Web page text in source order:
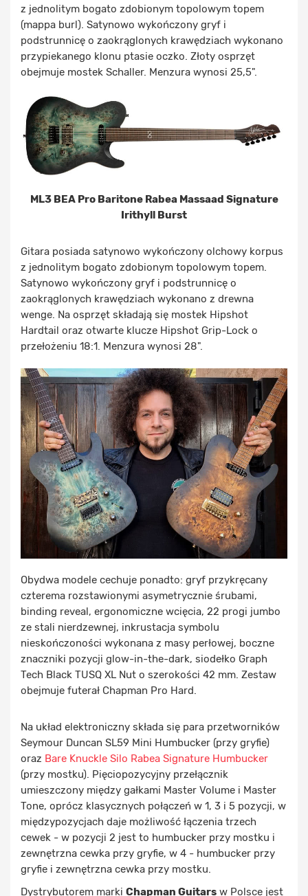
z jednolitym bogato zdobionym topolowym topem
(mappa burl). Satynowo wykończony gryf i
podstrunnicę o zaokrąglonych krawędziach wykonano
przypiekanego klonu ptasie oczko. Złoty osprzęt
obejmuje mostek Schaller. Menzura wynosi 25,5".
ML3 BEA Pro Baritone Rabea Massaad Signature
Irithyll Burst
Gitara posiada satynowo wykończony olchowy korpus
z jednolitym bogato zdobionym topolowym topem.
Satynowo wykończony gryf i podstrunnicę o
zaokrąglonych krawędziach wykonano z drewna
wenge. Na osprzęt składają się mostek Hipshot
Hardtail oraz otwarte klucze Hipshot Grip-Lock o
przełożeniu 18:1. Menzura wynosi 28".
Obydwa modele cechuje ponadto: gryf przykręcany
czterema rozstawionymi asymetrycznie śrubami,
binding reveal, ergonomiczne wcięcia, 22 progi jumbo
ze stali nierdzewnej, inkrustacja symbolu
nieskończoności wykonana z masy perłowej, boczne
znaczniki pozycji glow-in-the-dark, siodełko Graph
Tech Black TUSQ XL Nut o szerokości 42 mm. Zestaw
obejmuje futerał Chapman Pro Hard.
Na układ elektroniczny składa się para przetworników
Seymour Duncan SL59 Mini Humbucker (przy gryfie)
oraz Bare Knuckle Silo Rabea Signature Humbucker
(przy mostku). Pięciopozycyjny przełącznik
umieszczony między gałkami Master Volume i Master
Tone, oprócz klasycznych połączeń w 1, 3 i 5 pozycji, w
międzypozycjach daje możliwość łączenia trzech
cewek - w pozycji 2 jest to humbucker przy mostku i
zewnętrzna cewka przy gryfie, w 4 - humbucker przy
gryfie i zewnętrzna cewka przy mostku.
Dystrybutorem marki Chapman Guitars w Polsce jest